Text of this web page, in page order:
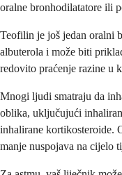
oralne bronhodilatatore ili
Teofilin je još jedan oralni
albuterola i može biti
redovito praćenje razine u
Mnogi ljudi smatraju da
oblika, uključujući
inhalirane kortikosteroide.
manje nuspojava na cijelo